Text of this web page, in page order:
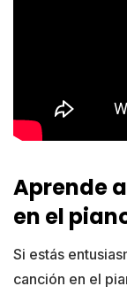
Aprende
en el
Si estás
canción en el